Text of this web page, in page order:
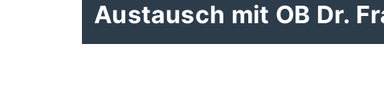
Austausch mit OB Dr.